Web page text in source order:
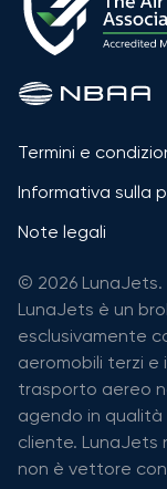
Termini e
Informativa sulla
Note legali
© 2026
LunaJets è un
esclusivamente
aeromobili terzi e
trasporto aereo
agendo in
cliente. LunaJets
non è vettore